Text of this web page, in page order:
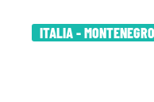
ITALIA -